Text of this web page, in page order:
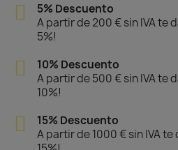
5% Descuento
A partir de 200 € sin IVA te
5%!
10% Descuento
A partir de 500 € sin IVA te
10%!
15% Descuento
A partir de 1000 € sin IVA